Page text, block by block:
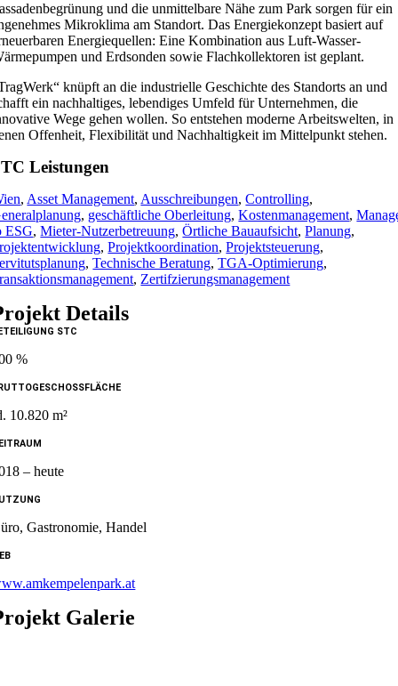
und die unmittelbare Nähe zum Park sorgen für ein
Mikroklima am Standort. Das Energiekonzept basiert auf
Energiequellen: Eine Kombination aus Luft-Wasser-
und Erdsonden sowie Flachkollektoren ist geplant.
knüpft an die industrielle Geschichte des Standorts an und
ein nachhaltiges, lebendiges Umfeld für Unternehmen, die
Wege gehen wollen. So entstehen moderne Arbeitswelten, in
Offenheit, Flexibilität und Nachhaltigkeit im Mittelpunkt stehen.
Leistungen
, Asset Management, Ausschreibungen,Controlling,
, geschäftliche Oberleitung,Kostenmanagement,
ESG,Mieter-Nutzerbetreuung,Örtliche Bauaufsicht,Planung,
,Projektkoordination,Projektsteuerung,
,Technische Beratung,TGA-Optimierung,
, Zertifzierungsmanagement
Details
STC
%
10.820 m²
– heute
Gastronomie, Handel
Galerie